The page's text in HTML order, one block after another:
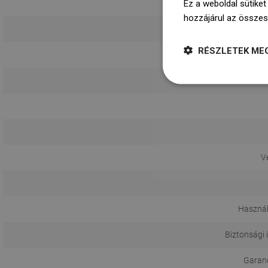
Biztonsági
Ez a weboldal
hozzájárul az
RÉSZLETEK